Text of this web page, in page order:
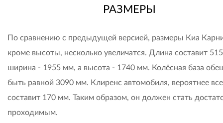
РАЗМЕРЫ
По сравнению с предыдущей версией, размеры Киа
кроме высоты, несколько увеличатся. Длина составит
ширина - 1955 мм, а высота - 1740 мм. Колёсная база
быть равной 3090 мм. Клиренс автомобиля, вероятнее
составит 170 мм. Таким образом, он должен стать
проходимым.